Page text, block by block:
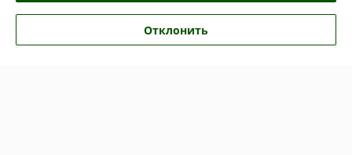
График работы
Отклонить